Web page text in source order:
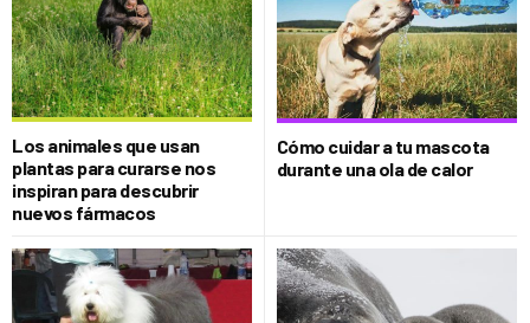
VIDA
SOCIEDAD
CULTURIZANDO.COM
Los animales que usan
plantas para curarse nos
inspiran para descubrir
nuevos fármacos
Cómo cuidar a tu mascota
durante una ola de calor